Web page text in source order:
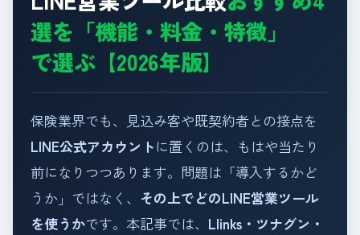
選を「機能・料金・特徴」
で選ぶ【2026年版】
保険業界でも、見込み客や既契約者との接点を
LINE公式アカウントに置くのは、もはや当たり
前になりつつあります。問題は「導入するかど
うか」ではなく、 その上でどのLINE営業ツール
を使うかです。本記事では、 Llinks・ツナグン・